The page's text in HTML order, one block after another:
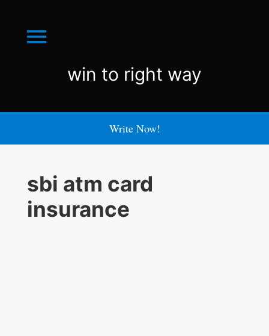
Menu
win
right
win to right way
Write Now!
sbi atm card
insurance